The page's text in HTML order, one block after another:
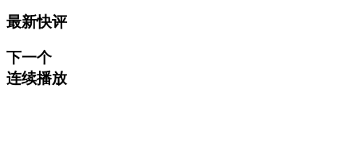
最新快评
下一个
连续播放